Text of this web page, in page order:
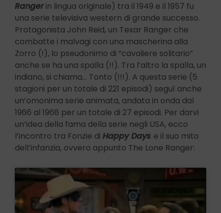
Rangerin lingua originale) tra il 1949 e il 1957 fu
una serie televisiva western di grande successo.
Protagonista John Reid, un Texar Ranger che
combatte i malvagi con una mascherina alla
Zorro (!), lo pseudonimo di “cavaliere solitario”
anche se ha una spalla (!!). Tra l’altro la spalla, un
indiano, si chiama… Tonto (!!!). A questa serie (5
stagioni per un totale di 221 episodi) seguì anche
un’omonima serie animata, andata in onda dal
1966 al 1968 per un totale di 27 episodi. Per darvi
un’idea della fama della serie negli USA, ecco
l’incontro tra Fonzie di Happy Days e il suo mito
dell’infanzia, ovvero appunto The Lone Ranger: